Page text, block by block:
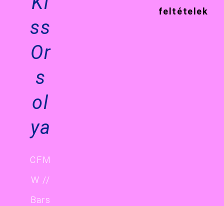
ss
Or
s
ol
ya
CFM
W //
Bars
feltételek